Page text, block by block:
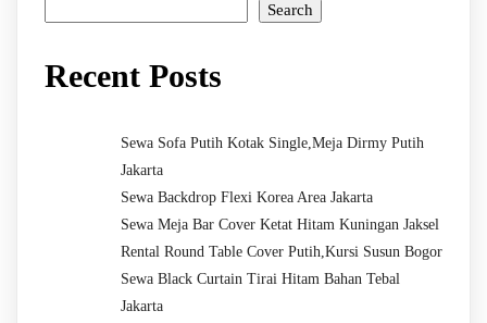
Search
Recent Posts
Sewa Sofa Putih Kotak Single,Meja Dirmy Putih
Jakarta
Sewa Backdrop Flexi Korea Area Jakarta
Sewa Meja Bar Cover Ketat Hitam Kuningan Jaksel
Rental Round Table Cover Putih,Kursi Susun Bogor
Sewa Black Curtain Tirai Hitam Bahan Tebal
Jakarta